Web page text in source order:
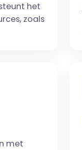
het
zoals
met